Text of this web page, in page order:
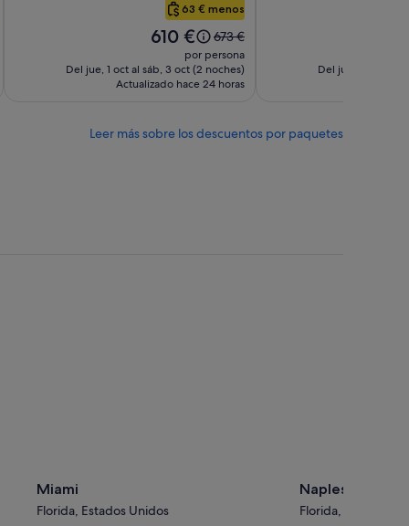
63 € menos
El
precio
es
de
610 €
El
precio
era
de
más
673 €
por persona
Del jue, 1 oct al sáb, 3 oct (2 noches)
Actualizado hace 24 horas
Del jue, 1 oct al
Leer más sobre los descuentos por paquetes
Miami
Florida, Estados Unidos
Naples
Florida, Estados